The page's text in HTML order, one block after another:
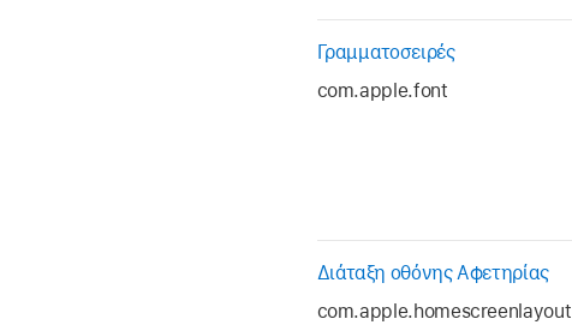
Γραμματοσειρές
com.apple.font
Διάταξη οθόνης Αφετηρίας
com.apple.homescreenlayout